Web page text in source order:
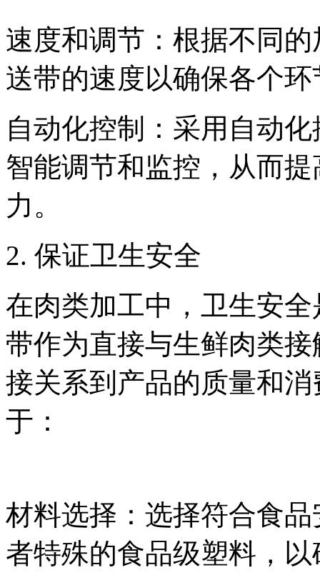
速度和调节：根据不同
送带的速度以确保各个
自动化控制：采用自动
智能调节和监控，从而
力。
2. 保证卫生安全
在肉类加工中，卫生安
带作为直接与生鲜肉类
接关系到产品的质量和
于：
材料选择：选择符合食
者特殊的食品级塑料，